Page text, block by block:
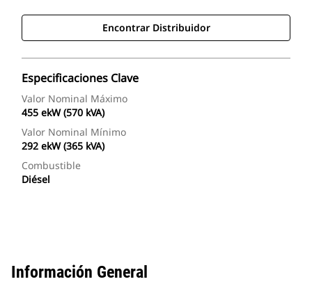
Encontrar Distribuidor
Especificaciones Clave
Valor Nominal Máximo
455 ekW (570 kVA)
Valor Nominal Mínimo
292 ekW (365 kVA)
Combustible
Diésel
Información General